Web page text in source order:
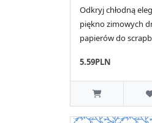
Odkryj chłodną
piękno zimowych
papierów do
5.59PLN